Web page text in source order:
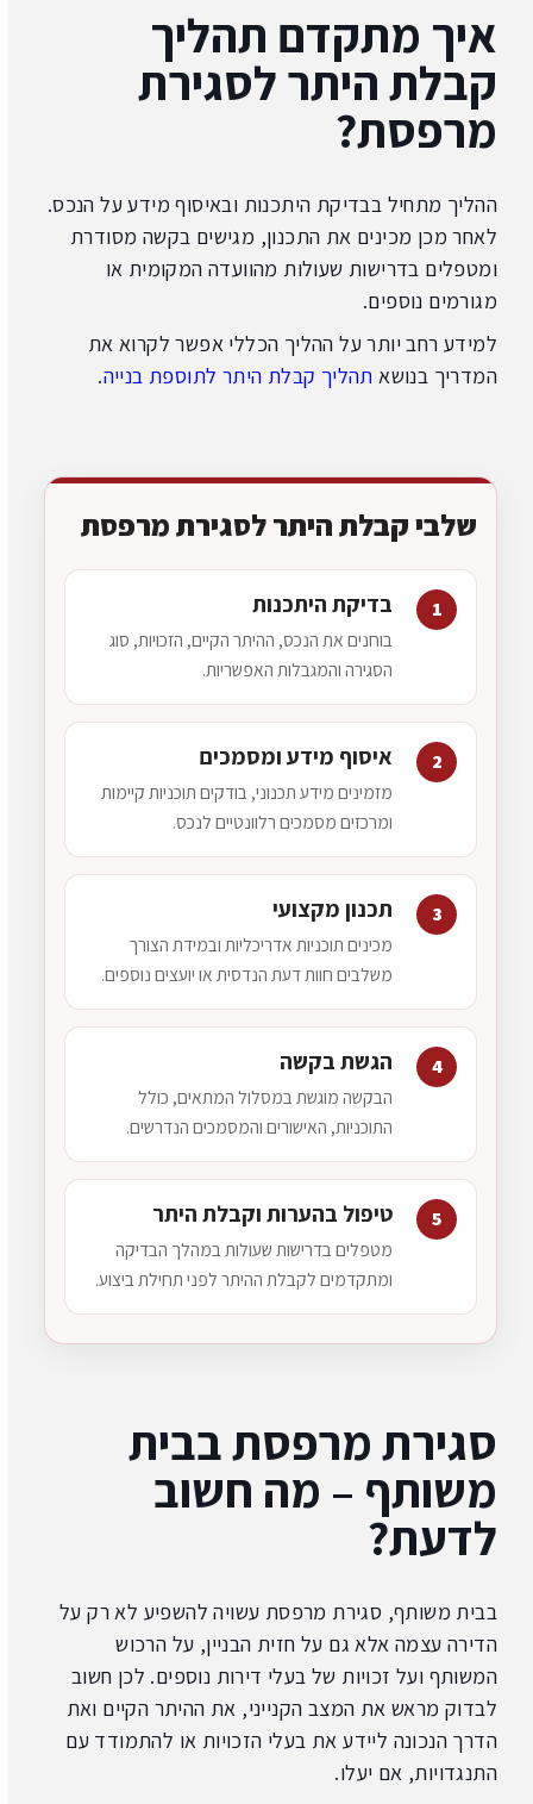
איך מתקדם תהליך
קבלת היתר לסגירת
מרפסת?
ההליך מתחיל בבדיקת היתכנות ובאיסוף מידע על הנכס.
לאחר מכן מכינים את התכנון, מגישים בקשה מסודרת
ומטפלים בדרישות שעולות מהוועדה המקומית או
מגורמים נוספים.
למידע רחב יותר על ההליך הכללי אפשר לקרוא את
המדריך בנושא תהליך קבלת היתר לתוספת בנייה.
שלבי קבלת היתר לסגירת מרפסת
1 בדיקת היתכנות
בוחנים את הנכס, ההיתר הקיים, הזכויות, סוג
הסגירה והמגבלות האפשריות.
2 איסוף מידע ומסמכים
מזמינים מידע תכנוני, בודקים תוכניות קיימות
ומרכזים מסמכים רלוונטיים לנכס.
3 תכנון מקצועי
מכינים תוכניות אדריכליות ובמידת הצורך
משלבים חוות דעת הנדסית או יועצים נוספים.
4 הגשת בקשה
הבקשה מוגשת במסלול המתאים, כולל
התוכניות, האישורים והמסמכים הנדרשים.
5 טיפול בהערות וקבלת היתר
מטפלים בדרישות שעולות במהלך הבדיקה
ומתקדמים לקבלת ההיתר לפני תחילת ביצוע.
סגירת מרפסת בבית
משותף – מה חשוב
לדעת?
בבית משותף, סגירת מרפסת עשויה להשפיע לא רק על
הדירה עצמה אלא גם על חזית הבניין, על הרכוש
המשותף ועל זכויות של בעלי דירות נוספים. לכן חשוב
לבדוק מראש את המצב הקנייני, את ההיתר הקיים ואת
הדרך הנכונה ליידע את בעלי הזכויות או להתמודד עם
התנגדויות, אם יעלו.